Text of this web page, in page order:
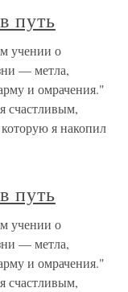
путь
учении о
— метла,
и омрачения."
счастливым,
я накопил
путь
учении о
— метла,
и омрачения."
счастливым,